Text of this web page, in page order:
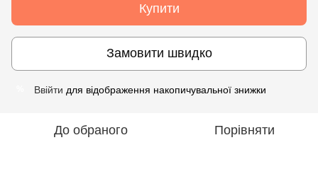
Купити
Замовити швидко
Ввійти для відображення накопичувальної знижки
До обраного Порівняти